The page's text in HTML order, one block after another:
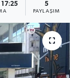
5
PAYLAŞIM